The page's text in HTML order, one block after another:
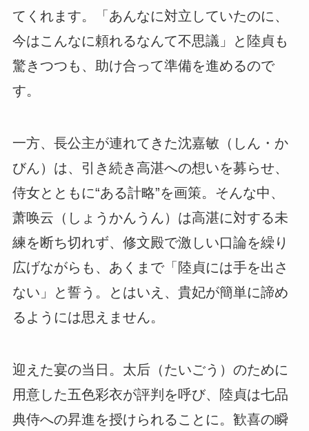
てくれます。
「あんなに対立していたのに、
今はこんなに頼れるなんて不思議」と陸貞も
驚きつつも、助け合って準備を進めるので
す。
一方、長公主が連れてきた沈嘉敏（しん・か
びん）は、引き続き高湛への想いを募らせ、
侍女とともに“ある計略”を画策。そんな中、
萧唤云（しょうかんうん）は高湛に対する未
練を断ち切れず、修文殿で激しい口論を繰り
広げながらも、あくまで「陸貞には手を出さ
ない」と誓う。
とはいえ、貴妃が簡単に諦め
るようには思えません。
迎えた宴の当日。太后（たいごう）のために
用意した五色彩衣が評判を呼び、陸貞は七品
典侍への昇進を授けられることに。歓喜の瞬